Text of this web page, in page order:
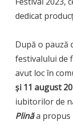
dedicat
După o pauză
festivalului de
avut loc în
și 11 august
iubitorilor de
Plinăa propus